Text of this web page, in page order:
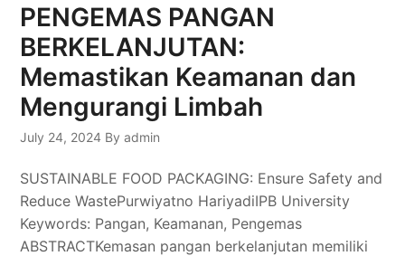
PENGEMAS PANGAN
BERKELANJUTAN:
Memastikan Keamanan dan
Mengurangi Limbah
July 24, 2024 By admin
SUSTAINABLE FOOD PACKAGING: Ensure Safety and
Reduce WastePurwiyatno HariyadiIPB University
Keywords: Pangan, Keamanan, Pengemas
ABSTRACTKemasan pangan berkelanjutan memiliki